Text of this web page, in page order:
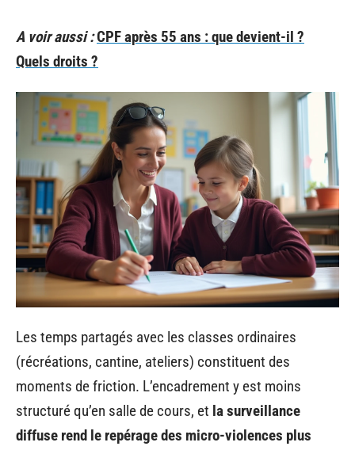
A voir aussi :CPF après 55 ans : que devient-il ?
Quels droits ?
Les temps partagés avec les classes ordinaires
(récréations, cantine, ateliers) constituent des
moments de friction. L’encadrement y est moins
structuré qu’en salle de cours, et la surveillance
diffuse rend le repérage des micro-violences plus